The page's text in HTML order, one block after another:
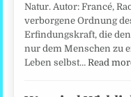
Natur. Autor: Francé,
verborgene Ordnung
Erfindungskraft, die
nur dem Menschen zu
Leben selbst…Read